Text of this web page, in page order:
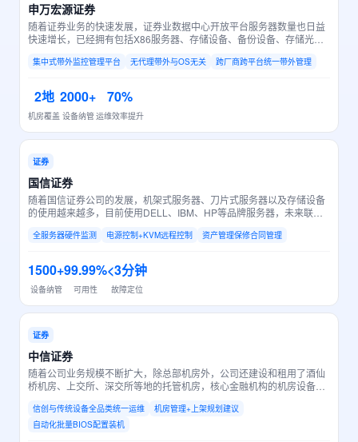
申万宏源证券
随着证券业务的快速发展，证券业数据中心开放平台服务器数量也日益
快速增长，已经拥有包括X86服务器、存储设备、备份设备、存储光纤
有同步增长。
集中式带外监控管理平台 无代理带外与OS无关 跨厂商跨平台统一带外管理
2地
机房覆盖
2000+
设备纳管
70%
运维效率提升
证券
国信证券
随着国信证券公司的发展，机架式服务器、刀片式服务器以及存储设备
的使用越来越多，目前使用DELL、IBM、HP等品牌服务器，未来联想
趋向无人值守的管理模式。
全服务器硬件监测 电源控制+KVM远程控制 资产管理保修合同管理
1500+
设备纳管
99.99%
可用性
<3分钟
故障定位
证券
中信证券
随着公司业务规模不断扩大，除总部机房外，公司还建设和租用了酒仙
桥机房、上交所、深交所等地的托管机房，核心金融机构的机房设备大
信创与传统设备全品类统一运维
机房管理+上架规划建议
自动化批量BIOS配置装机